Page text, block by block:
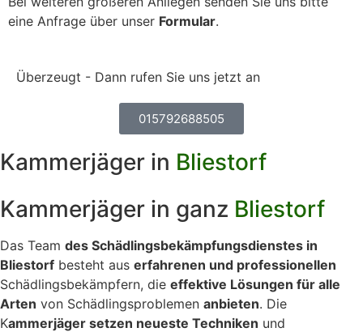
eine Anfrage über unser Formular.
Überzeugt - Dann rufen Sie uns jetzt an
015792688505
Kammerjäger in Bliestorf
Kammerjäger in ganz Bliestorf
Das Team des Schädlingsbekämpfungsdienstes in
Bliestorf besteht aus erfahrenen und professionellen
Schädlingsbekämpfern, die effektive Lösungen für alle
Arten von Schädlingsproblemen anbieten. Die
Kammerjäger setzen neueste Techniken und